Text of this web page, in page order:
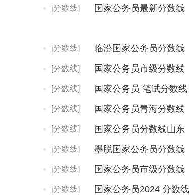
[分数线] 国家公务员最新分数线
[分数线] 临汾国家公务员分数线
[分数线] 国家公务员市级分数线
[分数线] 国家公务员 笔试分数线
[分数线] 国家公务员青海分数线
[分数线] 国家公务员分数线山东
[分数线] 墨脱国家公务员分数线
[分数线] 国家公务员市级分数线
[分数线] 国家公务员2024 分数线